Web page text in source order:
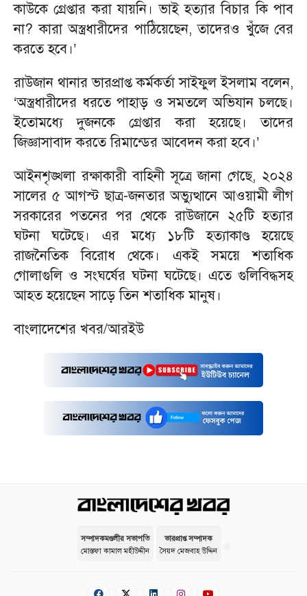
কাউকে গ্রেপ্তার করা যায়নি। ভাই হত্যার বিচার কি পাব
না? কারা অস্ত্রধারীদের পাঠিয়েছেন, তাদেরও খুঁজে বের
করতে হবে।’
রাউজান থানার ভারপ্রাপ্ত কর্মকর্তা সাইফুল ইসলাম বলেন,
‘অস্ত্রধারীদের ধরতে পাহাড় ও সমতলে অভিযান চলছে।
ইতোমধ্যে দুজনকে গ্রেপ্তার করা হয়েছে। তাদের
জিজ্ঞাসাবাদ করতে রিমান্ডের আবেদন করা হবে।’
আইনশৃঙ্খলা রক্ষাকারী বাহিনী সূত্রে জানা গেছে, ২০২৪
সালের ৫ আগস্ট ছাত্র-জনতার অভ্যুত্থানে আওয়ামী লীগ
সরকারের পতনের পর থেকে রাউজানে ২৫টি হত্যার
ঘটনা ঘটেছে। এর মধ্যে ১৮টি হত্যাকাণ্ড হয়েছে
রাজনৈতিক বিরোধ থেকে। একই সময়ে শতাধিক
গোলাগুলি ও সংঘর্ষের ঘটনা ঘটেছে। এতে গুলিবিদ্ধসহ
আহত হয়েছেন সাড়ে তিন শতাধিক মানুষ।
বাংলাদেশের খবর/আরইউ
সম্পাদকমণ্ডলীর সভাপতি
মোস্তফা কামাল মহীউদ্দীন
ভারপ্রাপ্ত সম্পাদক
সৈয়দ মেজবাহ উদ্দিন